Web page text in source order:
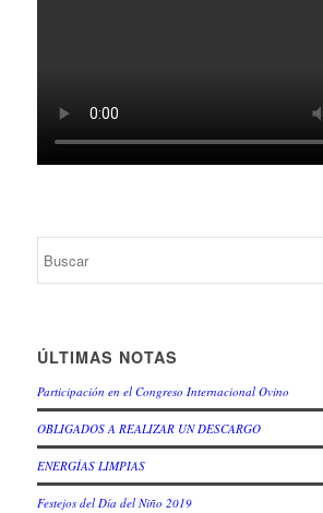
ÚLTIMAS NOTAS
Participación en el Congreso Internacional Ovino
OBLIGADOS A REALIZAR UN DESCARGO
ENERGÍAS LIMPIAS
Festejos del Día del Niño 2019